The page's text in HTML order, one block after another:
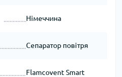
Німеччина
Сепаратор повітря
Flamcovent Smart